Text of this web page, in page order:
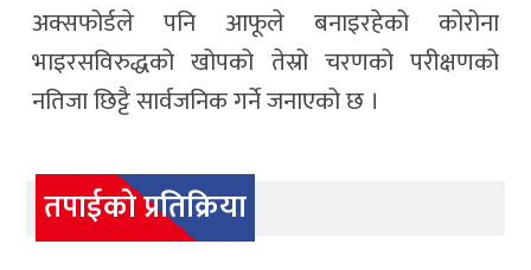
अक्सफोर्डले पनि आफूले बनाइरहेको कोरोना
भाइरसविरुद्धको खोपको तेस्रो चरणको परीक्षणको
नतिजा छिट्टै सार्वजनिक गर्ने जनाएको छ ।
तपाईको प्रतिक्रिया